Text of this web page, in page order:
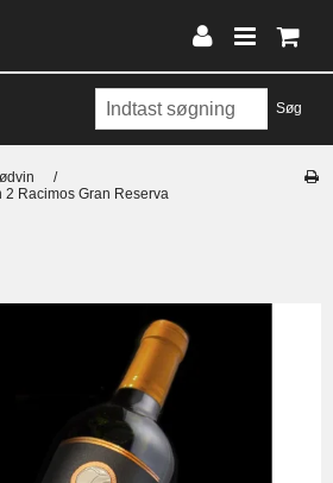
Søg
/
2 Racimos Gran Reserva